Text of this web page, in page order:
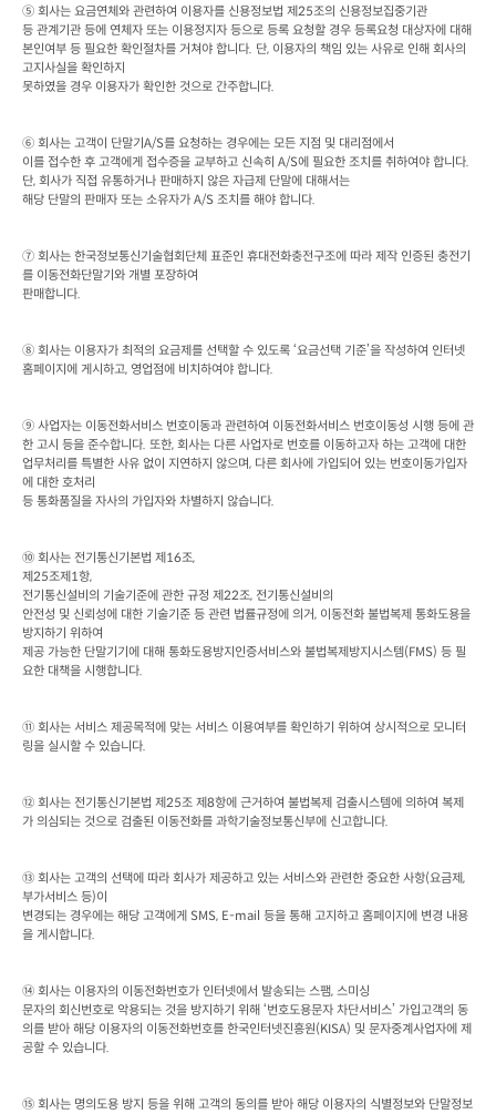
⑤ 회사는 요금연체와 관련하여 이용자를 신용정보법 제 25조의 신용정보집중기관
등 관계기관 등에 연체자 또는 이용정지자 등으로 등록 요청할 경우 등록요청 대상자에 대해
본인여부 등 필요한 확인절차를 거쳐야 합니다. 단, 이용자의 책임 있는 사유로 인해 회사의
고지사실을 확인하지
못하였을 경우 이용자가 확인한 것으로 간주합니다.
⑥ 회사는 고객이 단말기 A/S를 요청하는 경우에는 모든 지점 및 대리점에서
이를 접수한 후 고객에게 접수증을 교부하고 신속히 A/S에 필요한 조치를 취하여야 합니다
단, 회사가 직접 유통하거나 판매하지 않은 자급제 단말에 대해서는
해당 단말의 판매자 또는 소유자가 A/S 조치를 해야 합니다.
⑦ 회사는 한국정보통신기술협회단체 표준인 휴대전화충전구조에 따라 제작 인증된 충전기
를 이동전화단말기와 개별 포장하여
판매합니다.
⑧ 회사는 이용자가 최적의 요금제를 선택할 수 있도록 ‘요금선택 기준’을 작성하여 인터넷
홈페이지에 게시하고, 영업점에 비치하여야 합니다.
⑨ 사업자는 이동전화서비스 번호이동과 관련하여 이동전화서비스 번호이동성 시행 등에 관
한 고시 등을 준수합니다. 또한, 회사는 다른 사업자로 번호를 이동하고자 하는 고객에 대한
업무처리를 특별한 사유 없이 지연하지 않으며, 다른 회사에 가입되어 있는 번호이동가입자
에 대한 호처리
등 통화품질을 자사의 가입자와 차별하지 않습니다.
⑩ 회사는 전기통신기본법 제 16조
제 25조제 1항
전기통신설비의 기술기준에 관한 규정 제 22조, 전기통신설비의
안전성 및 신뢰성에 대한 기술기준 등 관련 법률규정에 의거, 이동전화 불법복제 통화도용을
방지하기 위하여
제공 가능한 단말기기에 대해 통화도용방지인증서비스와 불법복제방지시스템(FMS) 등 필
요한 대책을 시행합니다.
⑪ 회사는 서비스 제공목적에 맞는 서비스 이용여부를 확인하기 위하여 상시적으로 모니터
링을 실시할 수 있습니다.
⑫ 회사는 전기통신기본법 제 25조 제 8항에 근거하여 불법복제 검출시스템에 의하여 복제
가 의심되는 것으로 검출된 이동전화를 과학기술정보통신부에 신고합니다.
⑬ 회사는 고객의 선택에 따라 회사가 제공하고 있는 서비스와 관련한 중요한 사항(요금제
부가서비스 등)이
변경되는 경우에는 해당 고객에게 SMS, E-mail 등을 통해 고지하고 홈페이지에 변경 내용
을 게시합니다.
⑭ 회사는 이용자의 이동전화번호가 인터넷에서 발송되는 스팸, 스미싱
문자의 회신번호로 악용되는 것을 방지하기 위해 ‘번호도용문자 차단서비스’ 가입고객의 동
의를 받아 해당 이용자의 이동전화번호를 한국인터넷진흥원(KISA) 및 문자중계사업자에 제
공할 수 있습니다.
⑮ 회사는 명의도용 방지 등을 위해 고객의 동의를 받아 해당 이용자의 식별정보와 단말정보